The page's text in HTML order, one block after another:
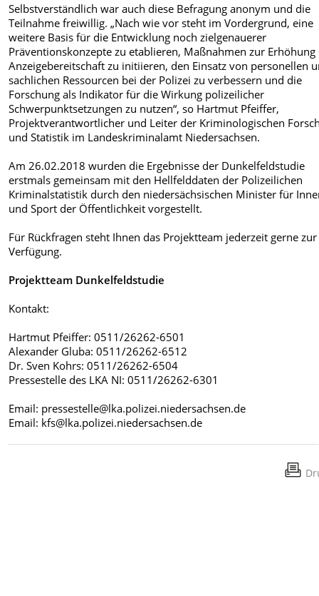
Selbstverständlich war auch diese Befragung anonym und die
Teilnahme freiwillig. „Nach wie vor steht im Vordergrund, eine
weitere Basis für die Entwicklung noch zielgenauerer
Präventionskonzepte zu etablieren, Maßnahmen zur Erhöhung
Anzeigebereitschaft zu initiieren, den Einsatz von personellen
sachlichen Ressourcen bei der Polizei zu verbessern und die
Forschung als Indikator für die Wirkung polizeilicher
Schwerpunktsetzungen zu nutzen“, so Hartmut Pfeiffer,
Projektverantwortlicher und Leiter der Kriminologischen
und Statistik im Landeskriminalamt Niedersachsen.
Am 26.02.2018 wurden die Ergebnisse der Dunkelfeldstudie
erstmals gemeinsam mit den Hellfelddaten der Polizeilichen
Kriminalstatistik durch den niedersächsischen Minister für
und Sport der Öffentlichkeit vorgestellt.
Für Rückfragen steht Ihnen das Projektteam jederzeit gerne zur
Verfügung.
Projektteam Dunkelfeldstudie
Kontakt:
Hartmut Pfeiffer: 0511/26262-6501
Alexander Gluba: 0511/26262-6512
Dr. Sven Kohrs: 0511/26262-6504
Pressestelle des LKA NI: 0511/26262-6301
Email: pressestelle@lka.polizei.niedersachsen.de
Email: kfs@lka.polizei.niedersachsen.de